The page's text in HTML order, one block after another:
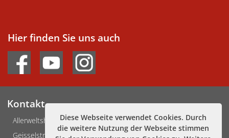
Diese Webseite verwendet Cookies. Durch
die weitere Nutzung der Webseite stimmen
Hier finden Sie uns auch
Kontakt
Allerweltshaus Köln e.V.
Geisselstraße 3-5